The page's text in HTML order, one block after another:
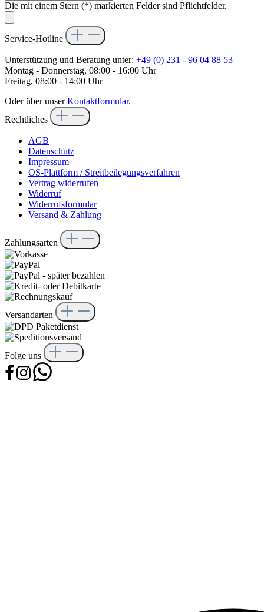
Die mit einem Stern (*) markierten Felder sind Pflichtfelder.
Service-Hotline
Unterstützung und Beratung unter: +49 (0) 231 - 96 04 88 53
Montag - Donnerstag, 08:00 - 16:00 Uhr
Freitag, 08:00 - 14:00 Uhr
Oder über unserKontaktformular.
Rechtliches
AGB
Datenschutz
Impressum
OS-Plattform / Streitbeilegungsverfahren
Vertrag widerrufen
Widerruf
Widerrufsformular
Versand & Zahlung
Zahlungsarten
Versandarten
Folge uns